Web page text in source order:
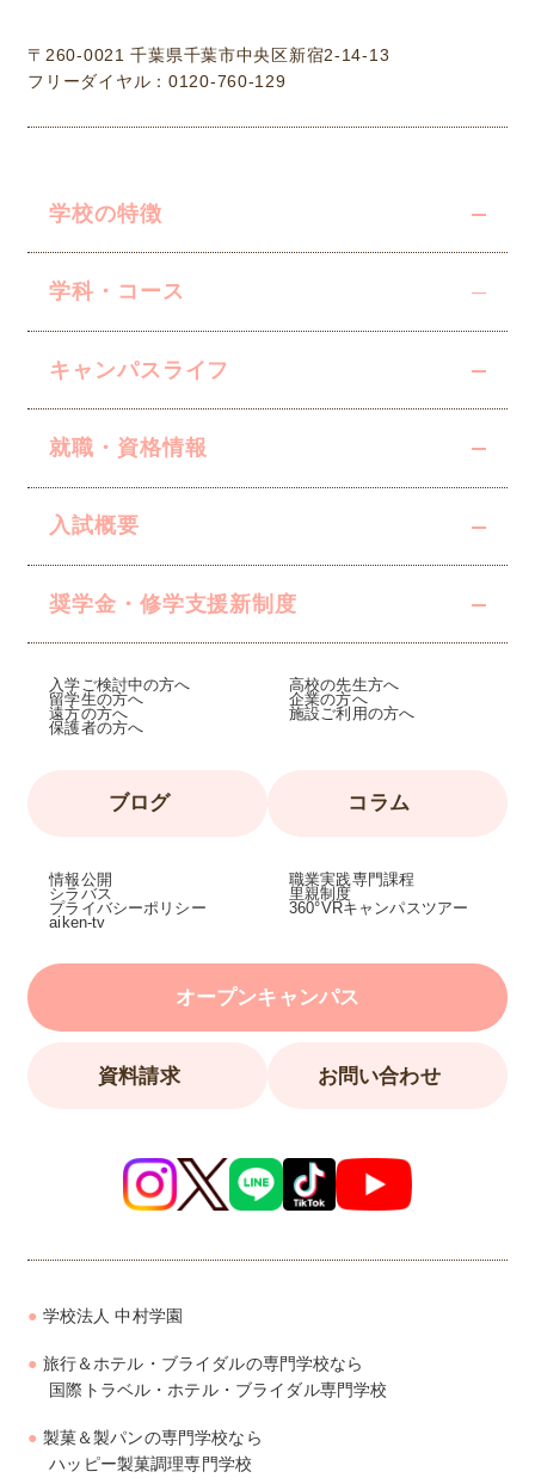
学校の特徴
学科・コース
キャンパスライフ
就職・資格情報
入試概要
奨学金・修学支援新制度
ブログ コラム
入学ご検討中の方へ
留学生の方へ
遠方の方へ
保護者の方へ
高校の先生方へ
企業の方へ
施設ご利用の方へ
職業実践専門課程
情報公開
シラバス
プライバシーポリシー
360°VRキャンパスツアー
里親制度
aiken-tv
オープンキャンパス
資料請求 お問い合わせ
学校法人 中村学園
旅行＆ホテル・ブライダルの専門学校なら
国際トラベル・ホテル・ブライダル専門学校
製菓＆製パンの専門学校なら
ハッピー製菓調理専門学校
〒260-0021 千葉県千葉市中央区新宿2-14-13
フリーダイヤル：0120-760-129